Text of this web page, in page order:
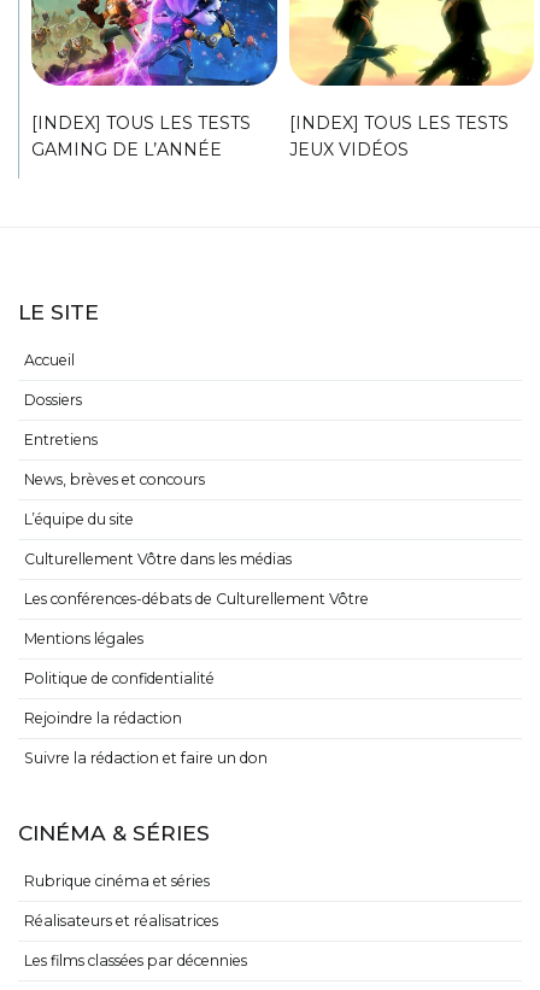
[INDEX] TOUS LES TESTS
GAMING DE L’ANNÉE
[INDEX] TOUS LES TESTS
JEUX VIDÉOS
LE SITE
Accueil
Dossiers
Entretiens
News, brèves et concours
L’équipe du site
Culturellement Vôtre dans les médias
Les conférences-débats de Culturellement Vôtre
Mentions légales
Politique de confidentialité
Rejoindre la rédaction
Suivre la rédaction et faire un don
CINÉMA & SÉRIES
Rubrique cinéma et séries
Réalisateurs et réalisatrices
Les films classées par décennies